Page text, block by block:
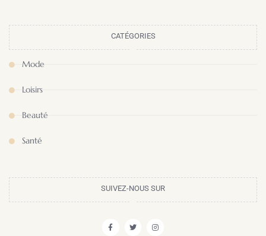
CATÉGORIES
Mode
Loisirs
Beauté
Santé
SUIVEZ-NOUS SUR